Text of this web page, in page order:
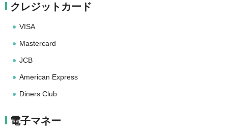
クレジットカード
VISA
Mastercard
JCB
American Express
Diners Club
電子マネー